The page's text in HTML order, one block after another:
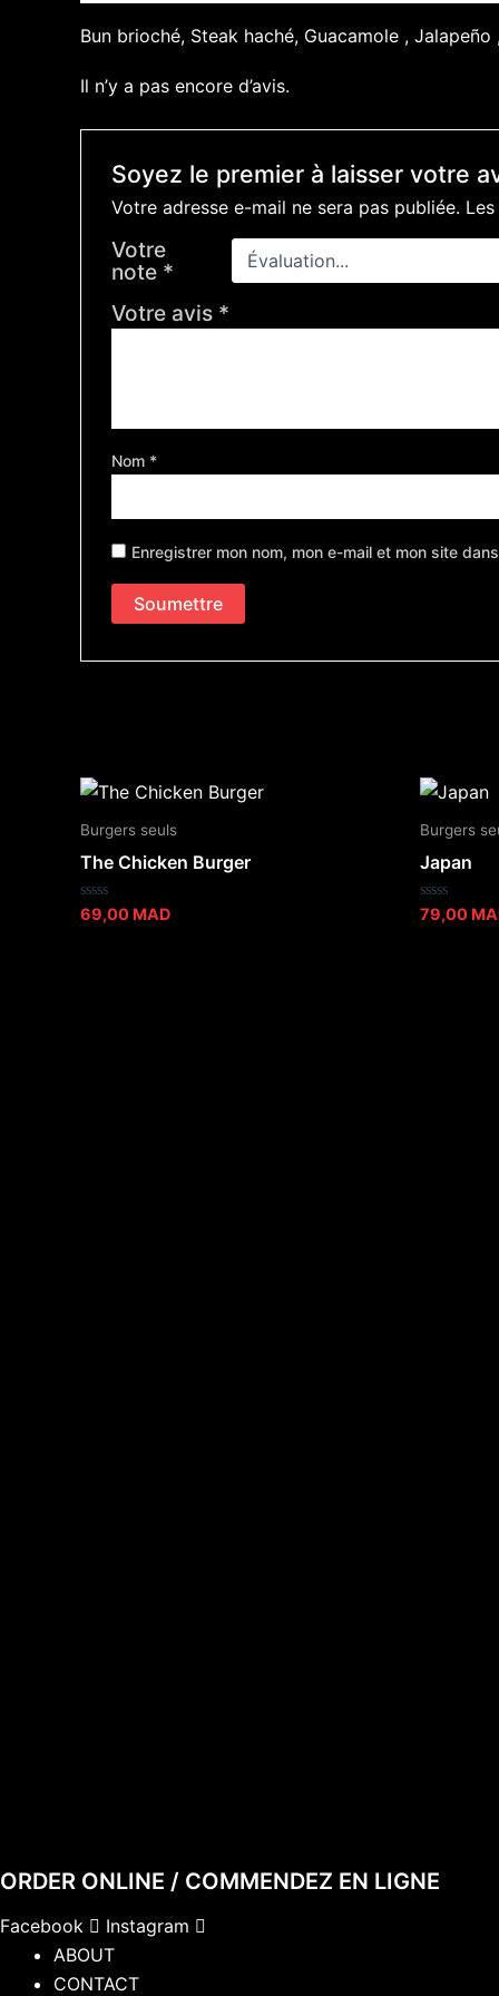
Bun brioché, Steak haché, Guacamole ,
Il n’y a pas encore d’avis.
Soyez le premier à laisser votre
Votre adresse e-mail ne sera pas publiée.
Votre
note *
Votre avis *
Nom *
Enregistrer mon nom, mon e-mail et mon site
Burgers seuls
The Chicken Burger
Note
69,00 MAD
Burgers
Japan
Note
79,00
ORDER ONLINE / COMMENDEZ EN LIGNE
Facebook
Instagram
ABOUT
CONTACT